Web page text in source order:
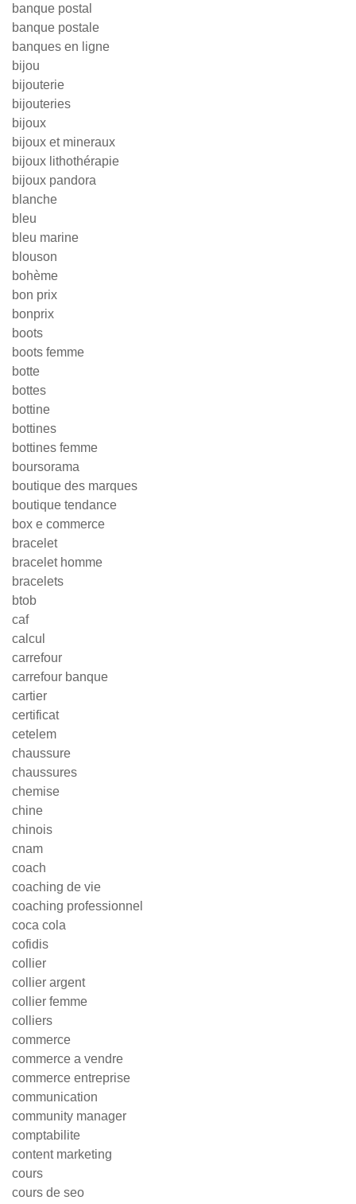
banque postal
banque postale
banques en ligne
bijou
bijouterie
bijouteries
bijoux
bijoux et mineraux
bijoux lithothérapie
bijoux pandora
blanche
bleu
bleu marine
blouson
bohème
bon prix
bonprix
boots
boots femme
botte
bottes
bottine
bottines
bottines femme
boursorama
boutique des marques
boutique tendance
box e commerce
bracelet
bracelet homme
bracelets
btob
caf
calcul
carrefour
carrefour banque
cartier
certificat
cetelem
chaussure
chaussures
chemise
chine
chinois
cnam
coach
coaching de vie
coaching professionnel
coca cola
cofidis
collier
collier argent
collier femme
colliers
commerce
commerce a vendre
commerce entreprise
communication
community manager
comptabilite
content marketing
cours
cours de seo